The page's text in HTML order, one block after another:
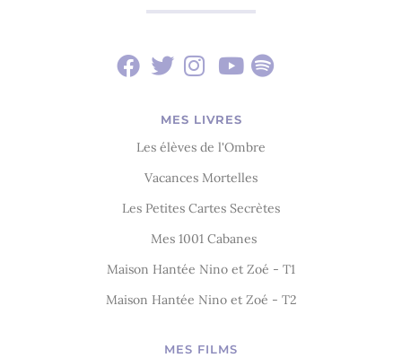
MES LIVRES
Les élèves de l'Ombre
Vacances Mortelles
Les Petites Cartes Secrètes
Mes 1001 Cabanes
Maison Hantée Nino et Zoé - T1
Maison Hantée Nino et Zoé - T2
MES FILMS